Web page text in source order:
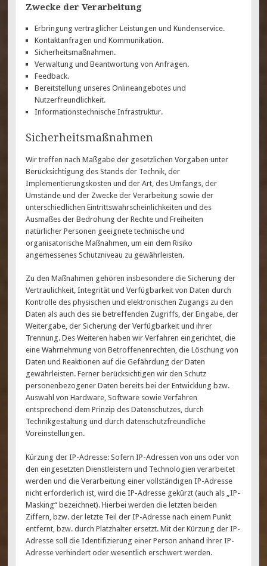
Zwecke der Verarbeitung
Erbringung vertraglicher Leistungen und Kundenservice.
Kontaktanfragen und Kommunikation.
Sicherheitsmaßnahmen.
Verwaltung und Beantwortung von Anfragen.
Feedback.
Bereitstellung unseres Onlineangebotes und
Nutzerfreundlichkeit.
Informationstechnische Infrastruktur.
Sicherheitsmaßnahmen
Wir treffen nach Maßgabe der gesetzlichen Vorgaben unter
Berücksichtigung des Stands der Technik, der
Implementierungskosten und der Art, des Umfangs, der
Umstände und der Zwecke der Verarbeitung sowie der
unterschiedlichen Eintrittswahrscheinlichkeiten und des
Ausmaßes der Bedrohung der Rechte und Freiheiten
natürlicher Personen geeignete technische und
organisatorische Maßnahmen, um ein dem Risiko
angemessenes Schutzniveau zu gewährleisten.
Zu den Maßnahmen gehören insbesondere die Sicherung der
Vertraulichkeit, Integrität und Verfügbarkeit von Daten durch
Kontrolle des physischen und elektronischen Zugangs zu den
Daten als auch des sie betreffenden Zugriffs, der Eingabe, der
Weitergabe, der Sicherung der Verfügbarkeit und ihrer
Trennung. Des Weiteren haben wir Verfahren eingerichtet, die
eine Wahrnehmung von Betroffenenrechten, die Löschung von
Daten und Reaktionen auf die Gefährdung der Daten
gewährleisten. Ferner berücksichtigen wir den Schutz
personenbezogener Daten bereits bei der Entwicklung bzw.
Auswahl von Hardware, Software sowie Verfahren
entsprechend dem Prinzip des Datenschutzes, durch
Technikgestaltung und durch datenschutzfreundliche
Voreinstellungen.
Kürzung der IP-Adresse: Sofern IP-Adressen von uns oder von
den eingesetzten Dienstleistern und Technologien verarbeitet
werden und die Verarbeitung einer vollständigen IP-Adresse
nicht erforderlich ist, wird die IP-Adresse gekürzt (auch als „IP-
Masking“ bezeichnet). Hierbei werden die letzten beiden
Ziffern, bzw. der letzte Teil der IP-Adresse nach einem Punkt
entfernt, bzw. durch Platzhalter ersetzt. Mit der Kürzung der IP-
Adresse soll die Identifizierung einer Person anhand ihrer IP-
Adresse verhindert oder wesentlich erschwert werden.